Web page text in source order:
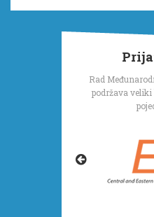
Rad
podržava